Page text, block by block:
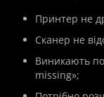
Принтер не
Сканер не
Виникають
missing»;